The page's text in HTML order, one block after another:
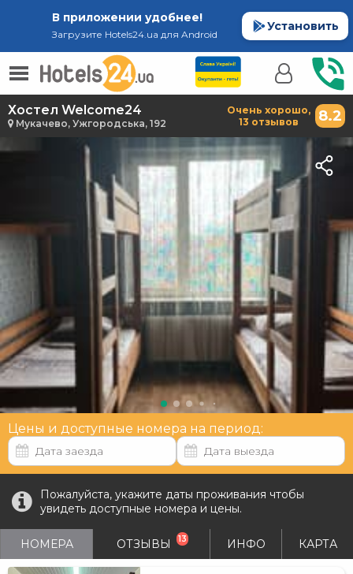
В приложении удобнее!
Загрузите Hotels24.ua для Android
Установить
Хостел Welcome24
Мукачево, Ужгородська, 192
Очень хорошо, 8.2
13 отзывов
Цены и доступные номера на период:
Пожалуйста, укажите даты проживания чтобы
увидеть доступные номера и цены.
НОМЕРА ОТЗЫВЫ 13 ИНФО КАРТА